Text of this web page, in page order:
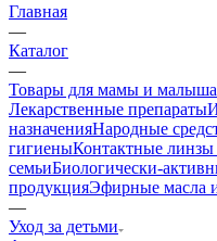
Главная
—
Каталог
—
Товары для мамы и малыша
Лекарственные препараты
назначенияНародные
гигиеныКонтактные линзы
семьиБиологически-
продукцияЭфирные масла
—
Уход за детьми